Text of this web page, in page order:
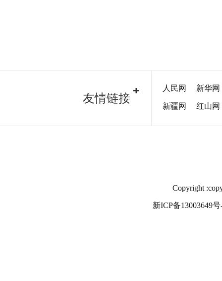
友情链接
人民网 新华网
新疆网 红山网
Copyright
新ICP备13003649号